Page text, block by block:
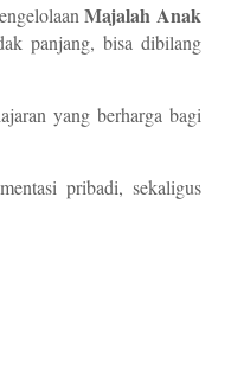
Majalah Anak
panjang, bisa dibilang
yang berharga bagi
pribadi, sekaligus